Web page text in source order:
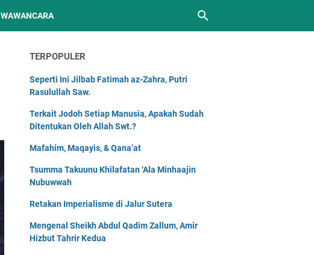
WAWANCARA
TERPOPULER
Seperti Ini Jilbab Fatimah az-Zahra, Putri
Rasulullah Saw.
Terkait Jodoh Setiap Manusia, Apakah Sudah
Ditentukan Oleh Allah Swt.?
Mafahim, Maqayis, & Qana’at
Tsumma Takuunu Khilafatan ‘Ala Minhaajin
Nubuwwah
Retakan Imperialisme di Jalur Sutera
Mengenal Sheikh Abdul Qadim Zallum, Amir
Hizbut Tahrir Kedua